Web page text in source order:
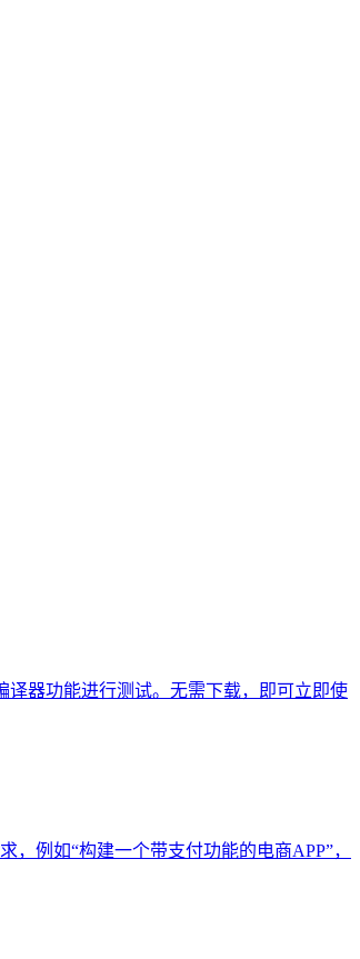
译器功能进行测试。无需下载，即可立即使
，例如“构建一个带支付功能的电商APP”，